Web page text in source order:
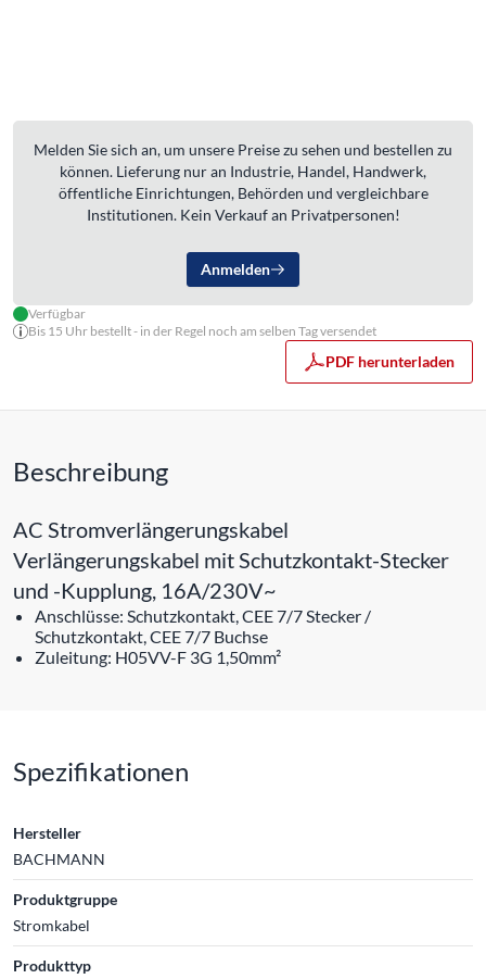
Melden Sie sich an, um unsere Preise zu sehen und bestellen zu
können. Lieferung nur an Industrie, Handel, Handwerk,
öffentliche Einrichtungen, Behörden und vergleichbare
Institutionen. Kein Verkauf an Privatpersonen!
Anmelden
Verfügbar
Bis 15 Uhr bestellt - in der Regel noch am selben Tag versendet
PDF herunterladen
Beschreibung
AC Stromverlängerungskabel
Verlängerungskabel mit Schutzkontakt-Stecker
und -Kupplung, 16A/230V~
Anschlüsse: Schutzkontakt, CEE 7/7 Stecker /
Schutzkontakt, CEE 7/7 Buchse
Zuleitung: H05VV-F 3G 1,50mm²
Spezifikationen
Hersteller
BACHMANN
Produktgruppe
Stromkabel
Produkttyp